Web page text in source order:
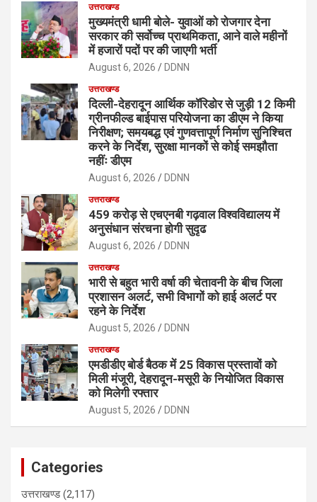
उत्तराखण्ड
मुख्यमंत्री धामी बोले- युवाओं को रोजगार देना
सरकार की सर्वोच्च प्राथमिकता, आने वाले महीनों
में हजारों पदों पर की जाएगी भर्ती
August 6, 2026 DDNN
उत्तराखण्ड
दिल्ली-देहरादून आर्थिक कॉरिडोर से जुड़ी 12 किमी
ग्रीनफील्ड बाईपास परियोजना का डीएम ने किया
निरीक्षण; समयबद्ध एवं गुणवत्तापूर्ण निर्माण सुनिश्चित
करने के निर्देश, सुरक्षा मानकों से कोई समझौता
नहींः डीएम
August 6, 2026 DDNN
उत्तराखण्ड
459 करोड़ से एचएनबी गढ़वाल विश्वविद्यालय में
अनुसंधान संरचना होगी सुदृढ
August 6, 2026 DDNN
उत्तराखण्ड
भारी से बहुत भारी वर्षा की चेतावनी के बीच जिला
प्रशासन अलर्ट, सभी विभागों को हाई अलर्ट पर
रहने के निर्देश
August 5, 2026 DDNN
उत्तराखण्ड
एमडीडीए बोर्ड बैठक में 25 विकास प्रस्तावों को
मिली मंजूरी, देहरादून-मसूरी के नियोजित विकास
को मिलेगी रफ्तार
August 5, 2026 DDNN
Categories
उत्तराखण्ड(2,117)